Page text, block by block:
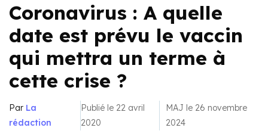
Coronavirus : A quelle
date est prévu le vaccin
qui mettra un terme à
cette crise ?
Par La
rédaction
Publié le 22 avril
2020
MAJ le 26 novembre
2024